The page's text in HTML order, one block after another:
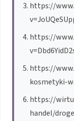
https://
https://
https://
kosmetyki-
https://
handel/